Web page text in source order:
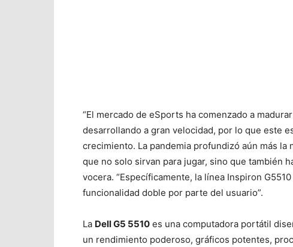
“El mercado de eSports ha comenzado a
desarrollando a gran velocidad, por lo que este
crecimiento. La pandemia profundizó aún más
que no solo sirvan para jugar, sino que también
vocera. “Específicamente, la línea Inspiron
funcionalidad doble por parte del usuario”.
La Dell G5 5510 es una computadora portátil
un rendimiento poderoso, gráficos potentes,